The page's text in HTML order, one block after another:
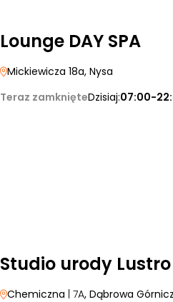
Lounge DAY SPA
Mickiewicza 18a, Nysa
Teraz zamknięteDzisiaj:07:00-
Studio urody Lustro
Chemiczna | 7A, Dąbrowa